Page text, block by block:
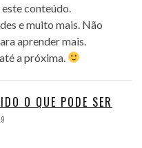
conteúdo.
e muito mais. Não
aprender mais.
a próxima.
O QUE PODE SER